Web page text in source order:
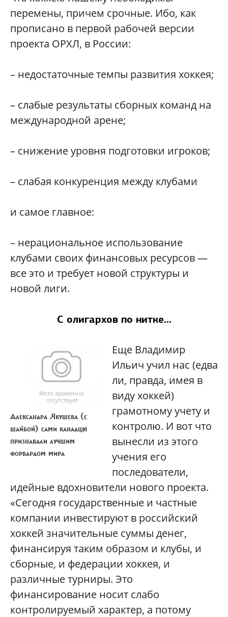
перемены, причем срочные. Ибо, как
прописано в первой рабочей версии
проекта ОРХЛ, в России:
– недостаточные темпы развития хоккея;
– слабые результаты сборных команд на
международной арене;
– снижение уровня подготовки игроков;
– слабая конкуренция между клубами
и самое главное:
– нерациональное использование
клубами своих финансовых ресурсов —
все это и требует новой структуры и
новой лиги.
С олигархов по нитке...
Александра Якушева (с
шайбой) сами канадцы
признавали лучшим
форвардом мира
Еще Владимир
Ильич учил нас (едва
ли, правда, имея в
виду хоккей)
грамотному учету и
контролю. И вот что
вынесли из этого
учения его
последователи,
идейные вдохновители нового проекта.
«Сегодня государственные и частные
компании инвестируют в российский
хоккей значительные суммы денег,
финансируя таким образом и клубы, и
сборные, и федерации хоккея, и
различные турниры. Это
финансирование носит слабо
контролируемый характер, а потому